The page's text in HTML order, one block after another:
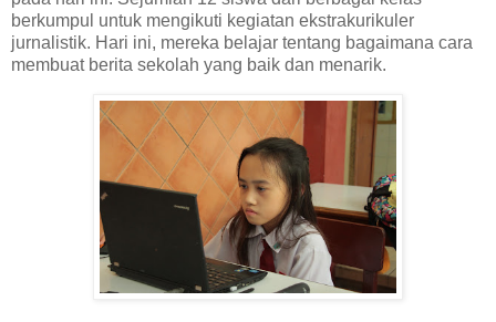
berkumpul untuk mengikuti kegiatan ekstrakurikuler
jurnalistik. Hari ini, mereka belajar tentang bagaimana cara
membuat berita sekolah yang baik dan menarik.